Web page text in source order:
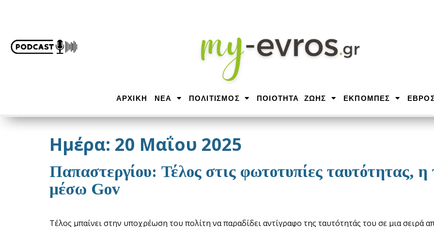
ΑΡΧΙΚΉ ΝΕΑ ΠΟΛΙΤΙΣΜΟΣ ΠΟΙΟΤΗΤΑ ΖΩΗΣ ΕΚΠΟΜΠΕΣ
Ημέρα: 20 Μαΐου 2025
Παπαστεργίου: Τέλος στις φωτοτυπίες ταυτότητας, η
μέσω Gov
Τέλος μπαίνει στην υποχρέωση του πολίτη να παραδίδει αντίγραφο της ταυτότητάς του σε μια σειρά